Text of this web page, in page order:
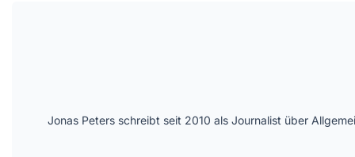
Jonas Peters schreibt seit 2010 als Journalist über